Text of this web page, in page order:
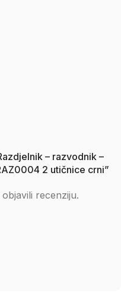
– razvodnik –
2 utičnice crni”
recenziju.